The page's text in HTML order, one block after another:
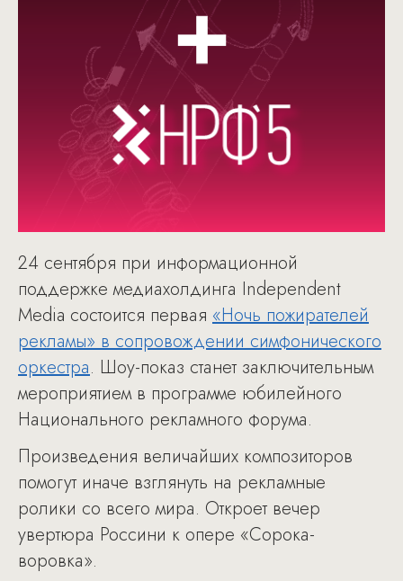
24 сентября при информационной
поддержке медиахолдинга Independent
Media состоится первая «Ночь пожирателей
рекламы» в сопровождении симфонического
оркестра. Шоу-показ станет заключительным
мероприятием в программе юбилейного
Национального рекламного форума.
Произведения величайших композиторов
помогут иначе взглянуть на рекламные
ролики со всего мира. Откроет вечер
увертюра Россини к опере «Сорока-
воровка».